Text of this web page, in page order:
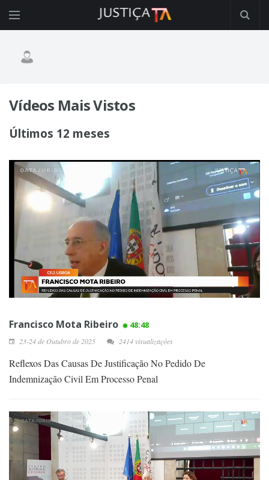
Vídeos Mais Vistos
Últimos 12 meses
Francisco Mota Ribeiro 48:48
23-24 de Outubro de 2025 2414 visualizações
Reflexos Das Causas De Justificação No Pedido De
Indemnização Civil Em Processo Penal